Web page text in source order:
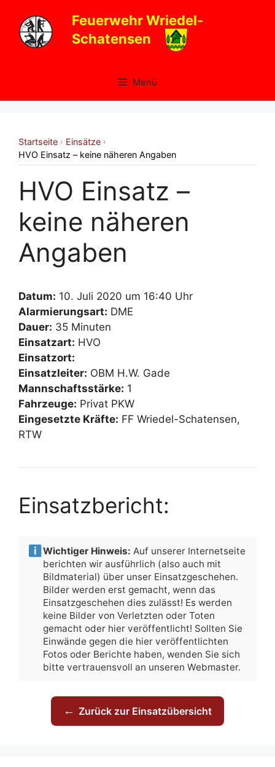
Inhalt
springen
Feuerwehr Wriedel-
Schatensen
Menü
Startseite › Einsätze ›
HVO Einsatz – keine näheren Angaben
HVO Einsatz –
keine näheren
Angaben
Datum: 10. Juli 2020 um 16:40 Uhr
Alarmierungsart: DME
Dauer: 35 Minuten
Einsatzart: HVO
Einsatzort:
Einsatzleiter: OBM H.W. Gade
Mannschaftsstärke: 1
Fahrzeuge: Privat PKW
Eingesetzte Kräfte: FF Wriedel-Schatensen,
RTW
Einsatzbericht:
Wichtiger Hinweis: Auf unserer Internetseite
berichten wir ausführlich (also auch mit
Bildmaterial) über unser Einsatzgeschehen.
Bilder werden erst gemacht, wenn das
Einsatzgeschehen dies zulässt! Es werden
keine Bilder von Verletzten oder Toten
gemacht oder hier veröffentlicht! Sollten Sie
Einwände gegen die hier veröffentlichten
Fotos oder Berichte haben, wenden Sie sich
bitte vertrauensvoll an unseren Webmaster.
← Zurück zur Einsatzübersicht